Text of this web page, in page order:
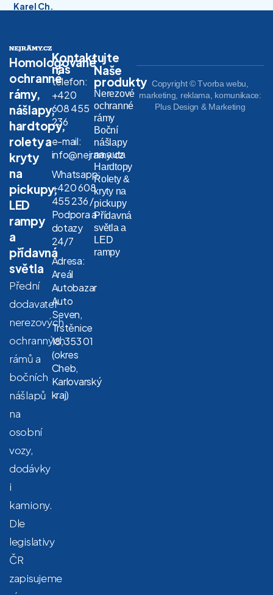
Karel Ch.
Homologované
ochranné
rámy,
nášlapy,
hardtopy,
rolety a
kryty
na
pickupy,
LED
rampy
a
přídavná
světla
Přední
dodavatel
nerezových
ochranných
rámů a
bočních
nášlapů
na
osobní
vozy,
dodávky
i
kamiony.
Dle
legislativy
ČR
zapisujeme
Kontaktujte
nás
telefon:
+420
608 455
236
e-mail:
info@nejramy.cz
Whatsapp:
+420 608
455 236 /
Podpora a
dotazy
24/7
Adresa:
Areál
Autobazar
Auto
Seven,
Trstěnice
18, 353 01
(okres
Cheb,
Karlovarský
kraj)
Naše
produkty
Nerezové
ochranné
rámy
Boční
nášlapy
na auta
Hardtopy
Rolety &
kryty na
pickupy
Přídavná
světla a
LED
rampy
Copyright © Tvorba webu,
marketing, reklama, komunikace:
Plus Design & Marketing